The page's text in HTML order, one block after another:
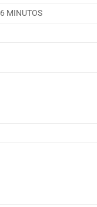
6 MINUTOS